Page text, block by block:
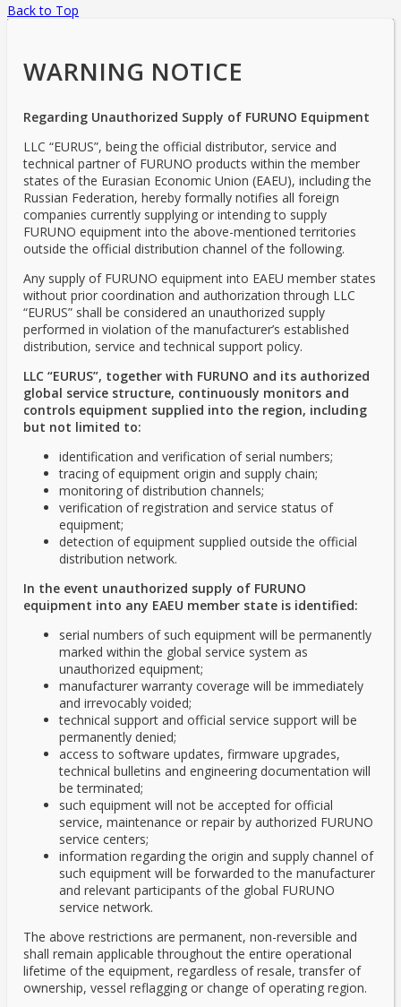
Back to Top
WARNING NOTICE
Regarding Unauthorized Supply of FURUNO Equipment
LLC “EURUS”, being the official distributor, service and
technical partner of FURUNO products within the member
states of the Eurasian Economic Union (EAEU), including the
Russian Federation, hereby formally notifies all foreign
companies currently supplying or intending to supply
FURUNO equipment into the above-mentioned territories
outside the official distribution channel of the following.
Any supply of FURUNO equipment into EAEU member states
without prior coordination and authorization through LLC
“EURUS” shall be considered an unauthorized supply
performed in violation of the manufacturer’s established
distribution, service and technical support policy.
LLC “EURUS”, together with FURUNO and its authorized
global service structure, continuously monitors and
controls equipment supplied into the region, including
but not limited to:
identification and verification of serial numbers;
tracing of equipment origin and supply chain;
monitoring of distribution channels;
verification of registration and service status of
equipment;
detection of equipment supplied outside the official
distribution network.
In the event unauthorized supply of FURUNO
equipment into any EAEU member state is identified:
serial numbers of such equipment will be permanently
marked within the global service system as
unauthorized equipment;
manufacturer warranty coverage will be immediately
and irrevocably voided;
technical support and official service support will be
permanently denied;
access to software updates, firmware upgrades,
technical bulletins and engineering documentation will
be terminated;
such equipment will not be accepted for official
service, maintenance or repair by authorized FURUNO
service centers;
information regarding the origin and supply channel of
such equipment will be forwarded to the manufacturer
and relevant participants of the global FURUNO
service network.
The above restrictions are permanent, non-reversible and
shall remain applicable throughout the entire operational
lifetime of the equipment, regardless of resale, transfer of
ownership, vessel reflagging or change of operating region.